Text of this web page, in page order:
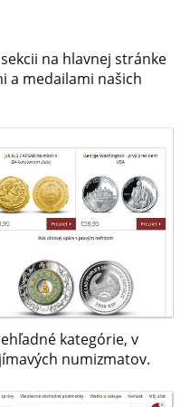
na hlavnej stránke
a medailami našich
kategórie, v
numizmatov.